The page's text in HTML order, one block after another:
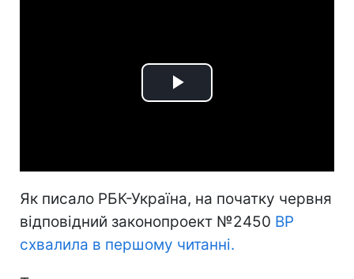
Play
Як писало РБК-Україна, на початку червня
відповідний законопроект №2450 ВР
схвалила в першому читанні.